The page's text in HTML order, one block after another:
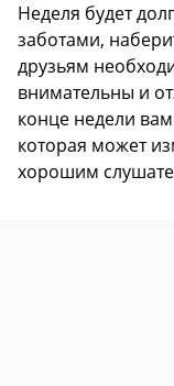
Неделя будет
заботами,
друзьям
внимательны и
конце недели
которая может
хорошим